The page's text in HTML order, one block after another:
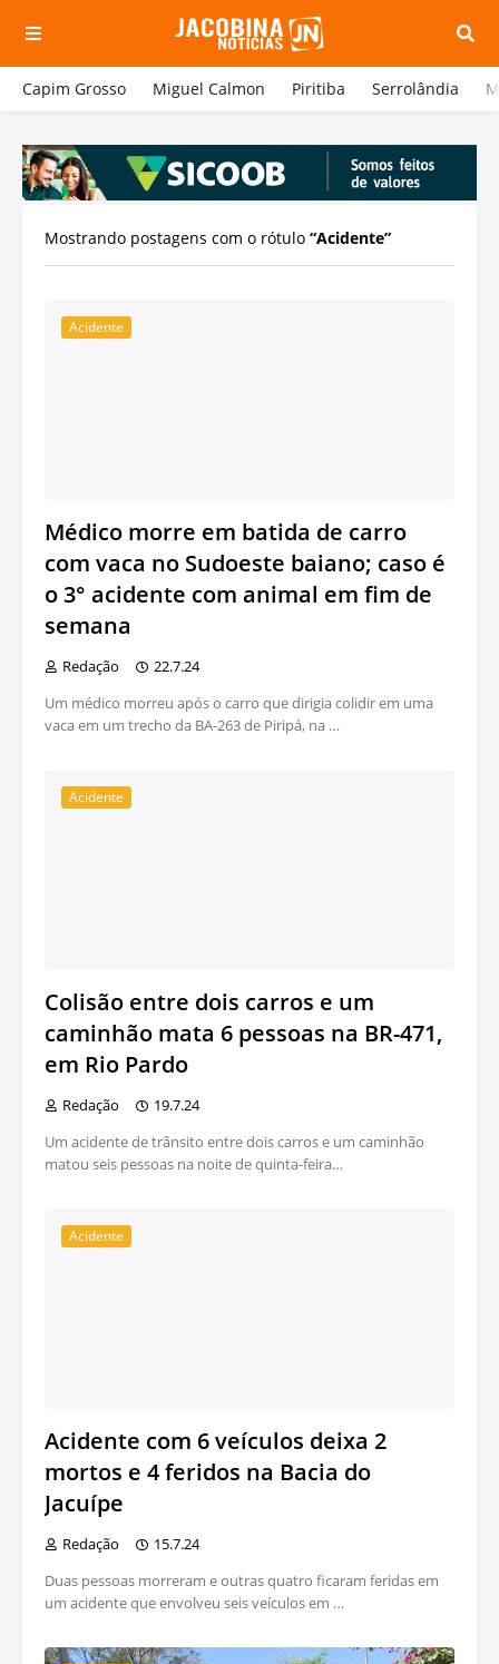
Capim Grosso Miguel Calmon Piritiba Serrolândia
Mostrando postagens com o rótulo Acidente
Acidente
Médico morre em batida de carro
com vaca no Sudoeste baiano; caso é
o 3° acidente com animal em fim de
semana
Redação
22.7.24
Um médico morreu após o carro que dirigia colidir em uma
vaca em um trecho da BA-263 de Piripá, na …
Acidente
Colisão entre dois carros e um
caminhão mata 6 pessoas na BR-471,
em Rio Pardo
Redação
19.7.24
Um acidente de trânsito entre dois carros e um caminhão
matou seis pessoas na noite de quinta-feira…
Acidente
Acidente com 6 veículos deixa 2
mortos e 4 feridos na Bacia do
Jacuípe
Redação
15.7.24
Duas pessoas morreram e outras quatro ficaram feridas em
um acidente que envolveu seis veículos em …